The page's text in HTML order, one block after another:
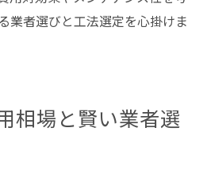
業者選びと工法選定を心掛けま
相場と賢い業者選